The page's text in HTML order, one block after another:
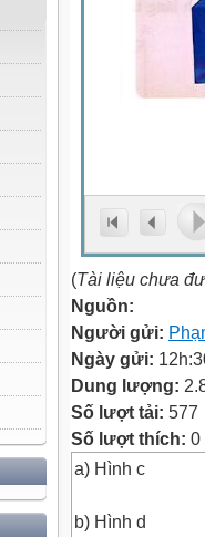
(Tài liệu chưa
Nguồn:
Người gửi:
Ngày gửi:
Dung lượng:
Số lượt tải: 577
Số lượt thích: 0
a) Hình c
b) Hình d